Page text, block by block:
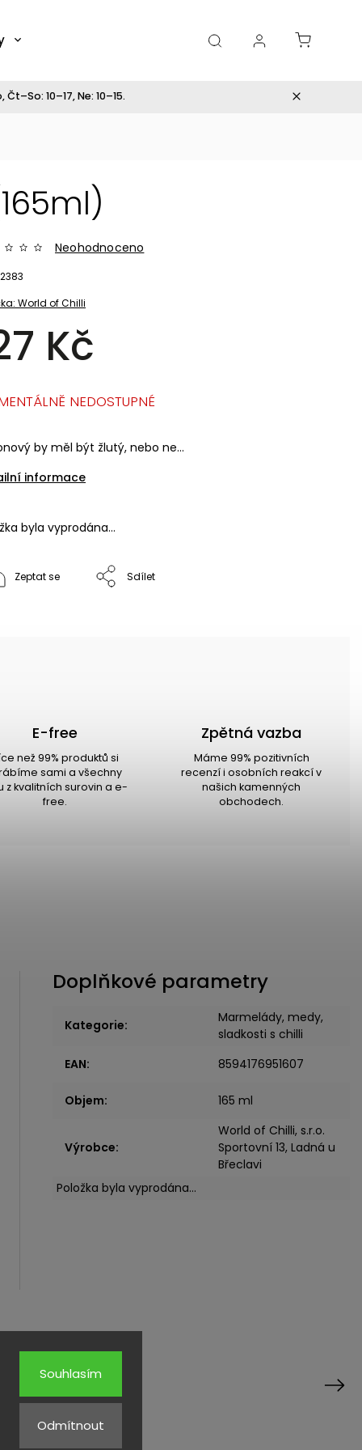
Odmítnout
Souhlasím
10–17, Ne: 10–15.
World of Chilli
Neohodnoceno
Kč
2383
by měl být žlutý, nebo ne...
informace
byla vyprodána…
NEDOSTUPNÉ
Zeptat se Sdílet
E-free
než 99% produktů si
sami a všechny
z kvalitních surovin a e-
free.
Zpětná vazba
Máme 99% pozitivních
recenzí i osobních reakcí v
našich kamenných
obchodech.
Doplňkové parametry
Kategorie:
Marmelády, medy,
sladkosti s chilli
EAN: 8594176951607
Objem: 165 ml
Výrobce:
World of Chilli, s.r.o.
Sportovní 13, Ladná u
Břeclavi
Položka byla vyprodána…
Next